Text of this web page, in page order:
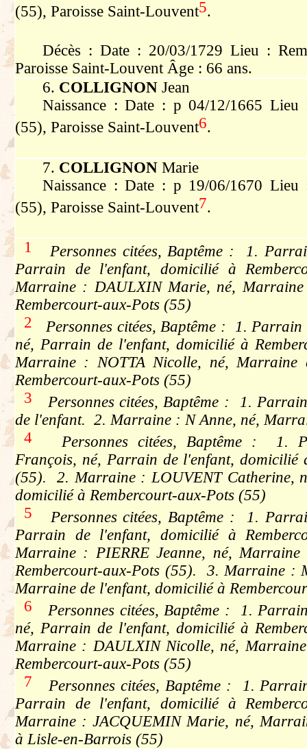
(55), Paroisse Saint-Louvent5.
Décès : Date : 20/03/1729 Lieu :
Paroisse Saint-Louvent Âge : 66 ans.
6. COLLIGNONJean
Naissance : Date : p 04/12/1665 Lieu
(55), Paroisse Saint-Louvent6.
7. COLLIGNONMarie
Naissance : Date : p 19/06/1670 Lieu
(55), Paroisse Saint-Louvent7.
1 Personnes citées, Baptême : 1.
Parrain de l'enfant, domicilié à
Marraine : DAULXIN Marie, né,
Rembercourt-aux-Pots (55)
2 Personnes citées, Baptême : 1.
né, Parrain de l'enfant, domicilié à
Marraine : NOTTA Nicolle, né, Marraine
Rembercourt-aux-Pots (55)
3 Personnes citées, Baptême : 1.
de l'enfant. 2. Marraine : N Anne, né,
4 Personnes citées, Baptême : 1.
François, né, Parrain de l'enfant, domicilié
(55). 2. Marraine : LOUVENT Catherine,
domicilié à Rembercourt-aux-Pots (55)
5 Personnes citées, Baptême : 1.
Parrain de l'enfant, domicilié à
Marraine : PIERRE Jeanne, né,
Rembercourt-aux-Pots (55). 3. Marraine :
Marraine de l'enfant, domicilié à
6 Personnes citées, Baptême : 1.
né, Parrain de l'enfant, domicilié à
Marraine : DAULXIN Nicolle, né,
Rembercourt-aux-Pots (55)
7 Personnes citées, Baptême : 1.
Parrain de l'enfant, domicilié à
Marraine : JACQUEMIN Marie, né,
à Lisle-en-Barrois (55)